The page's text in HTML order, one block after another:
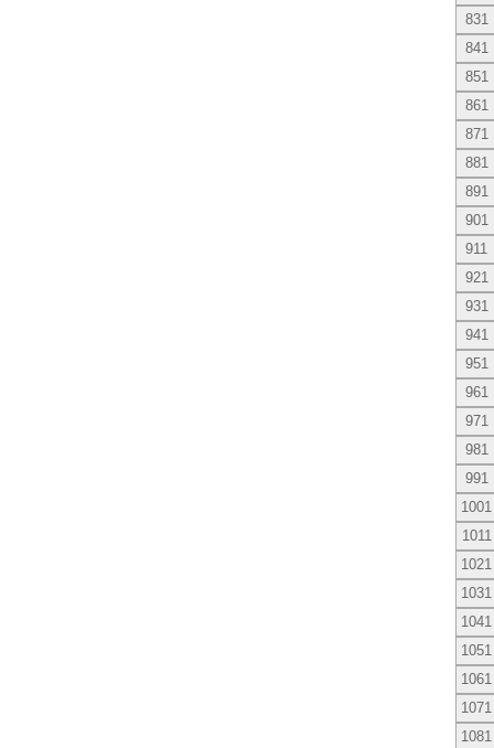
831
841
851
861
871
881
891
901
911
921
931
941
951
961
971
981
991
1001
1011
1021
1031
1041
1051
1061
1071
1081